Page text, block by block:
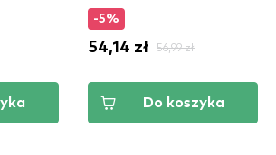
-5%
54,14 zł 56,99 zł
Do koszyka